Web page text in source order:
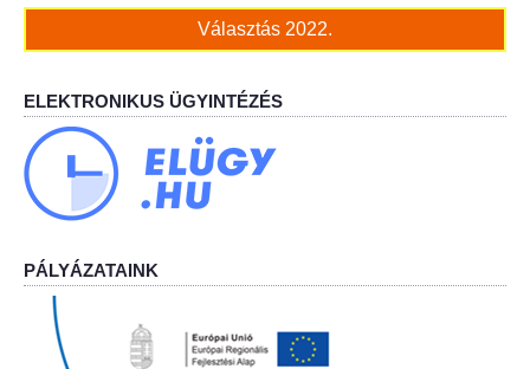
Bölcskei Néptánc Egyesület
Bölcskei Polgárőrség
Bölcskei Klímakör
Dokumentumok
Választás 2022.
ELEKTRONIKUS ÜGYINTÉZÉS
PÁLYÁZATAINK